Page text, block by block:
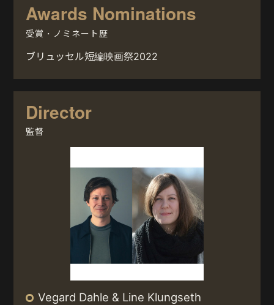
Awards Nominations
受賞・ノミネート歴
ブリュッセル短編映画祭2022
Director
監督
Vegard Dahle & Line Klungseth